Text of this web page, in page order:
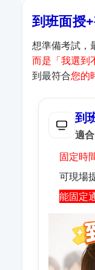
到班面授
想準備考試，
而是「我選到
到最符合您的
到
適
固定時
可現場
能固定